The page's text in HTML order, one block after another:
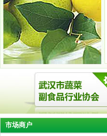
花菜
3.80
花生
黄瓜
4.00
鸡蛋泡
7.50
豇豆
8.00
茭白
9.00
3.60
4.00
6.50
16.80
韭黄
空心菜
5.50
中昌大豆油
麟
龙
大
豆
油
福
缘
大
豆
油
市场商户